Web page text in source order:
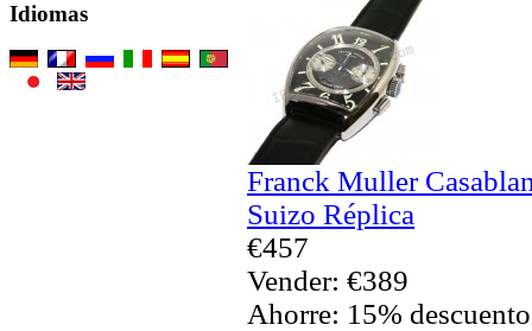
Idiomas
Franck Muller
Suizo Réplica
€457
Vender: €389
Ahorre: 15% descuento